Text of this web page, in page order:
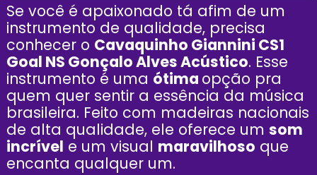
Se você é apaixonado tá afim de um
instrumento de qualidade, precisa
conhecer o Cavaquinho Giannini CS1
Goal NS Gonçalo Alves Acústico. Esse
instrumento é uma ótima opção pra
quem quer sentir a essência da música
brasileira. Feito com madeiras nacionais
de alta qualidade, ele oferece um som
incrível e um visual maravilhoso que
encanta qualquer um.